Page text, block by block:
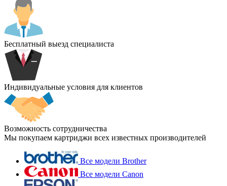
Бесплатный выезд специалиста
Индивидуальные условия для клиентов
Возможность сотрудничества
Мы покупаем картриджи всех известных производителей
Все модели Brother
Все модели Canon